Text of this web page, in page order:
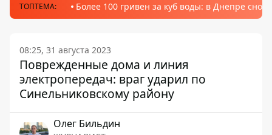
ТОПТЕМА: Более 100 гривен за куб воды: в Днепре
08:25, 31 августа 2023
Поврежденные дома и линия
электропередач: враг ударил по
Синельниковскому району
Олег Бильдин